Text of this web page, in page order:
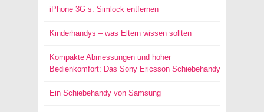
iPhone 3G s: Simlock entfernen
Kinderhandys – was Eltern wissen sollten
Kompakte Abmessungen und hoher
Bedienkomfort: Das Sony Ericsson Schiebehandy
Ein Schiebehandy von Samsung